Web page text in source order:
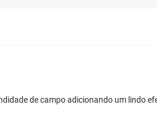
de campo adicionando um lindo